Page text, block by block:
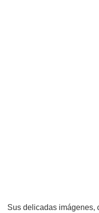
Sus delicadas imágenes,